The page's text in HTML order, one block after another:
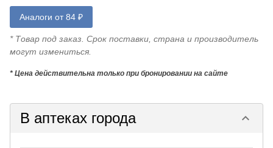
Аналоги от 84 ₽
* Товар под заказ. Срок поставки, страна и производитель
могут измениться.
* Цена действительна только при бронировании на сайте
В аптеках города keyboard_arrow_down